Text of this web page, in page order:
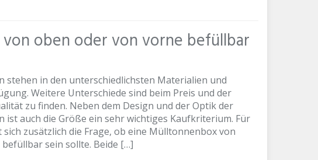
oben oder von vorne befüllbar
stehen in den unterschiedlichsten Materialien und
Weitere Unterschiede sind beim Preis und der
zu finden. Neben dem Design und der Optik der
ist auch die Größe ein sehr wichtiges Kaufkriterium. Für
zusätzlich die Frage, ob eine Mülltonnenbox von
sein sollte. Beide […]